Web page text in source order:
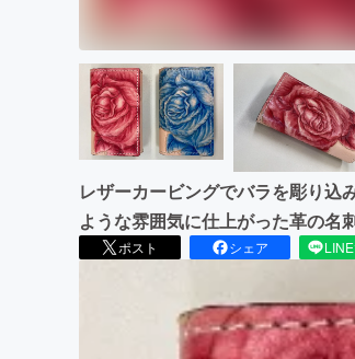
レザーカービングでバラを彫り込
ような雰囲気に仕上がった革の名
ポスト シェア